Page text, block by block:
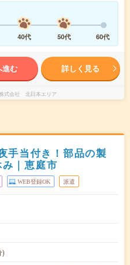
40代 50代 60代
進む 詳しく見る
式会社 北日本エリア
手当付き！部品の製
｜恵庭市
WEB登録OK 派遣
)